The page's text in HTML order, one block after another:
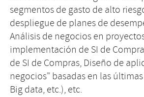
segmentos de gasto de alto
despliegue de planes de
Análisis de negocios en
implementación de SI de
de SI de Compras, Diseño de
negocios" basadas en las
Big data, etc.), etc.